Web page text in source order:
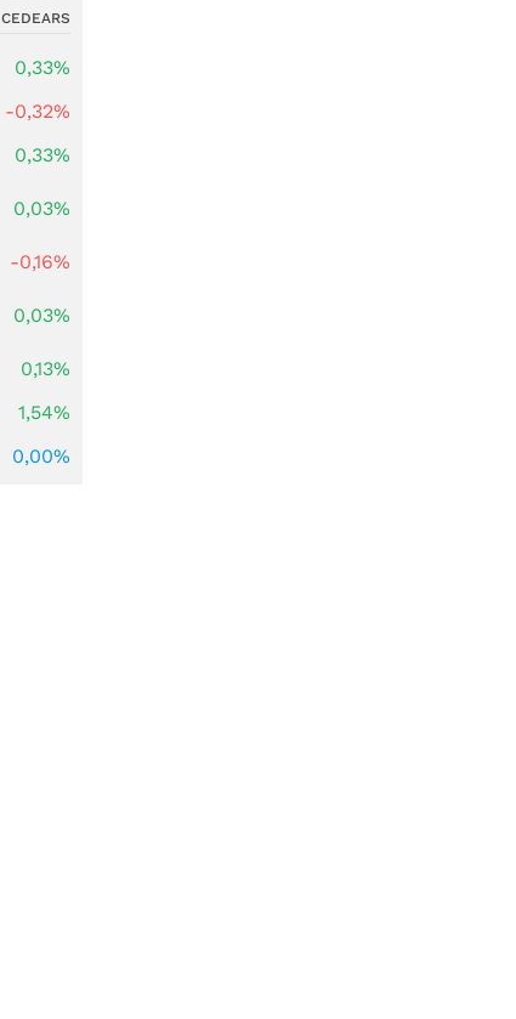
CEDEARS
0,33%
-0,32%
0,33%
0,03%
-0,16%
0,03%
0,13%
1,54%
0,00%